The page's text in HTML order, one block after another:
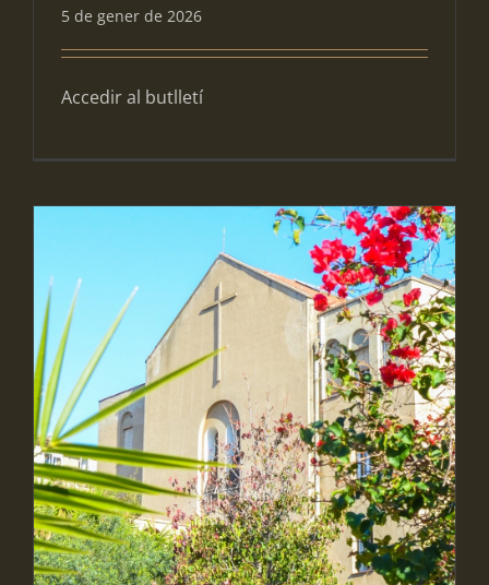
5 de gener de 2026
Accedir al butlletí